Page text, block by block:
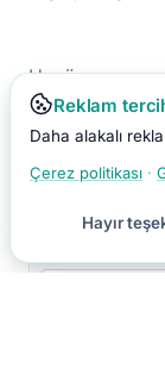
Henüz yorum
Reklam
Daha alakalı
Çerez politikası ·
Hayır